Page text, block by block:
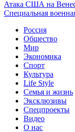
Атака США на
Специальная
Россия
Общество
Мир
Экономика
Спорт
Культура
Life Style
Семья и жизнь
Эксклюзивы
Спецпроекты
Видео
О нас